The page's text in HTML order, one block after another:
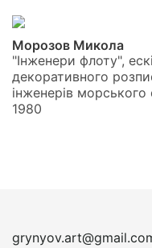
Морозов Микола
"Інженери флоту",
декоративного
інженерів морського
1980